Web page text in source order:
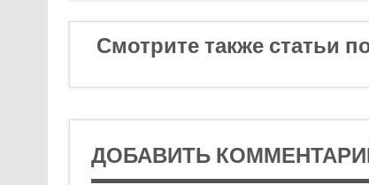
Смотрите также статьи
ДОБАВИТЬ